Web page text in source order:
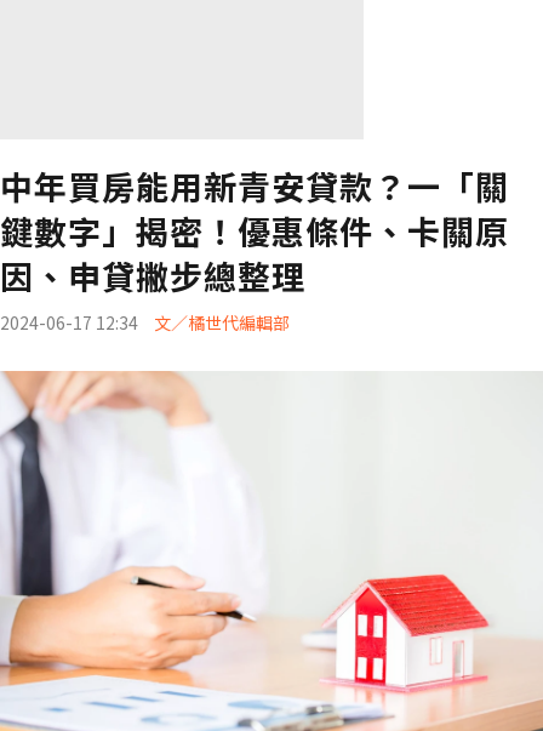
中年買房能用新青安貸款？一「關
鍵數字」揭密！優惠條件、卡關原
因、申貸撇步總整理
2024-06-17 12:34 文／橘世代編輯部